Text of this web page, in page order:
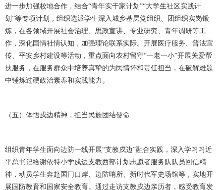
进一步加强校地合作，结合“青年实干家计划”“大学生社区实践计
划”等专项计划，组织选派学生深入城乡基层党组织、团组织实岗锻
炼，在各领域开展社会治理、思政宣讲、专业研究、青年调研等工
作，深化国情社情认知，加强理论联系实际。开展医疗服务、普法宣
传、平安乡村建设等活动，重点面向农村留守“一老一小”开展关爱帮
扶服务，在服务群众中培养真挚的为民情怀和责任担当，在破解难题
中锤炼过硬政治素养和实践能力。
（五）体悟戍边精神，担当民族团结使命
组织青年学生面向边防一线开展“支教戍边”融合实践，深入学习习近
平总书记给谢依特小学戍边支教西部计划志愿者服务队队员回信精
神，动员学生奔赴国门口岸、边防哨所、新时代军史场馆等，实地开
展国防教育和国家安全教育。通过走访支教戍边亲历者，感受教育发